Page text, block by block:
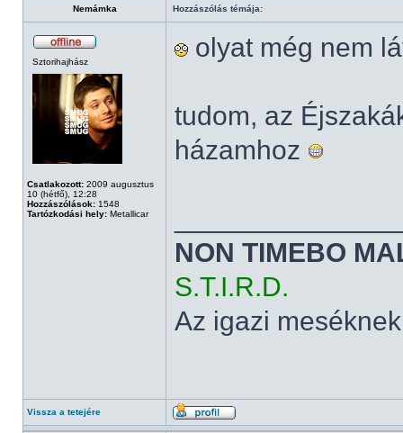
Nemámka Hozzászólás témája:
Sztorihajhász
Csatlakozott: 2009 augusztus
10 (hétfő), 12:28
Hozzászólások: 1548
Tartózkodási hely: Metallicar
olyat még nem
tudom, az
házamhoz
NON TIMEBO
S.T.I.R.D.
Az igazi
Vissza a tetejére